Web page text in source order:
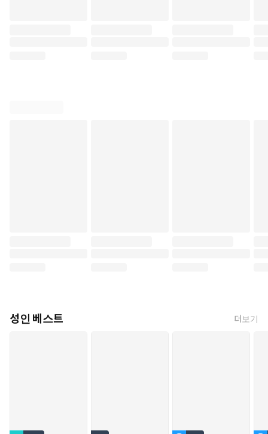
성인 베스트 더보기